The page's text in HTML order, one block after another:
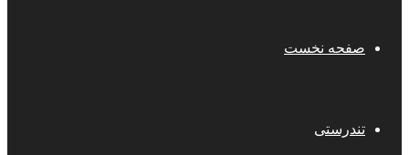
صفحه نخست
تندرستی